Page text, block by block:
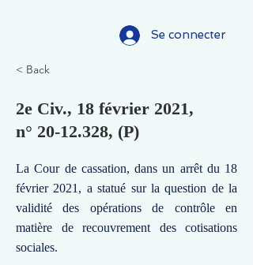
Se connecter
< Back
2e Civ., 18 février 2021,
n° 20-12.328, (P)
La Cour de cassation, dans un arrêt du 18
février 2021, a statué sur la question de la
validité des opérations de contrôle en
matière de recouvrement des cotisations
sociales.